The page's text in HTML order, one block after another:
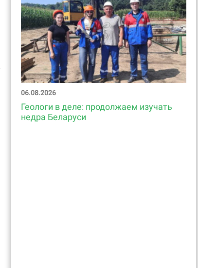
06.08.2026
Геологи в деле: продолжаем изучать
недра Беларуси